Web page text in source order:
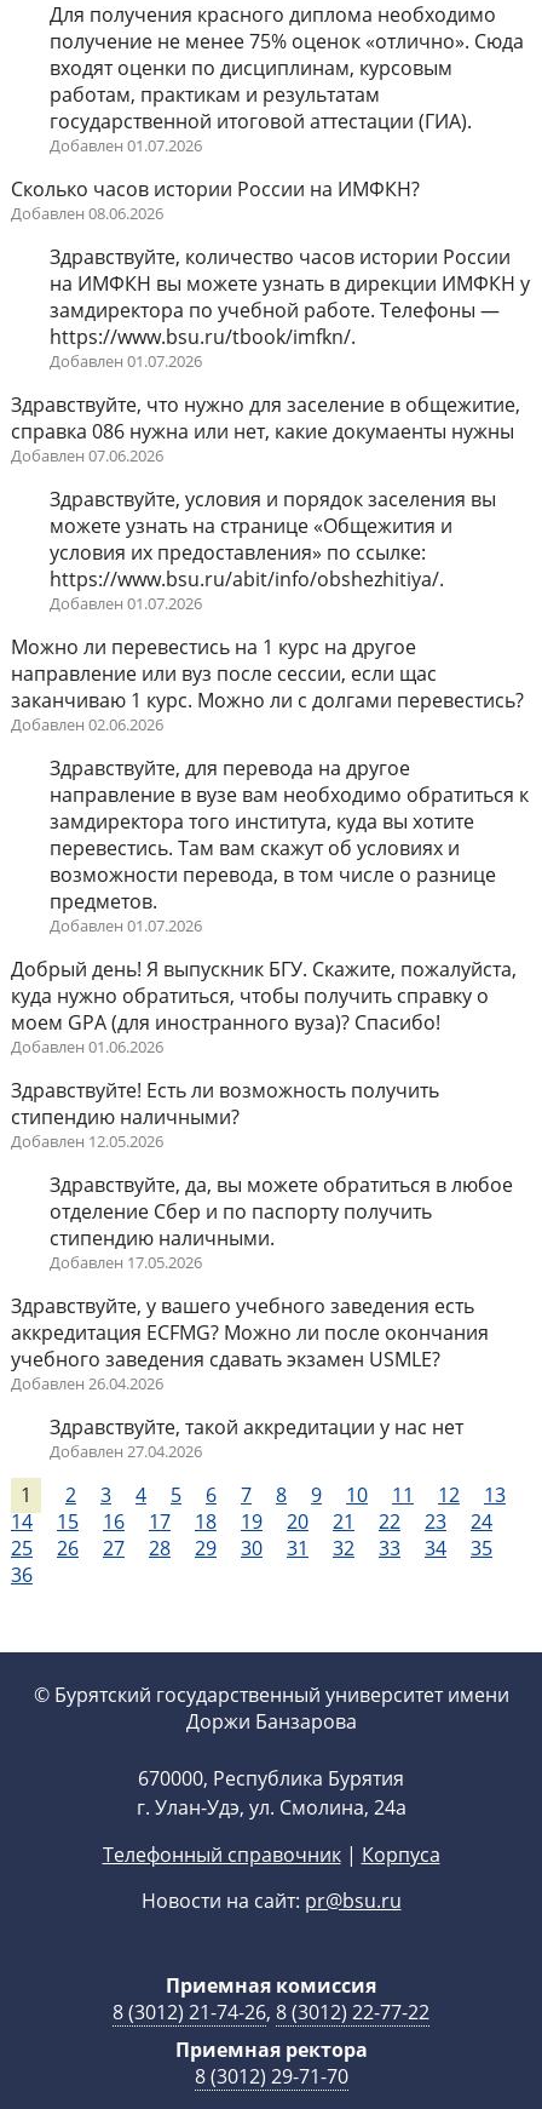
Для получения красного диплома необходимо
получение не менее 75% оценок «отлично». Сюда
входят оценки по дисциплинам, курсовым
работам, практикам и результатам
государственной итоговой аттестации (ГИА).
Добавлен 01.07.2026
Сколько часов истории России на ИМФКН?
Добавлен 08.06.2026
Здравствуйте, количество часов истории России
на ИМФКН вы можете узнать в дирекции ИМФКН у
замдиректора по учебной работе. Телефоны —
https://www.bsu.ru/tbook/imfkn/.
Добавлен 01.07.2026
Здравствуйте, что нужно для заселение в общежитие,
справка 086 нужна или нет, какие докумаенты нужны
Добавлен 07.06.2026
Здравствуйте, условия и порядок заселения вы
можете узнать на странице «Общежития и
условия их предоставления» по ссылке:
https://www.bsu.ru/abit/info/obshezhitiya/.
Добавлен 01.07.2026
Можно ли перевестись на 1 курс на другое
направление или вуз после сессии, если щас
заканчиваю 1 курс. Можно ли с долгами перевестись?
Добавлен 02.06.2026
Здравствуйте, для перевода на другое
направление в вузе вам необходимо обратиться к
замдиректора того института, куда вы хотите
перевестись. Там вам скажут об условиях и
возможности перевода, в том числе о разнице
предметов.
Добавлен 01.07.2026
Добрый день! Я выпускник БГУ. Скажите, пожалуйста,
куда нужно обратиться, чтобы получить справку о
моем GPA (для иностранного вуза)? Спасибо!
Добавлен 01.06.2026
Здравствуйте! Есть ли возможность получить
стипендию наличными?
Добавлен 12.05.2026
Здравствуйте, да, вы можете обратиться в любое
отделение Сбер и по паспорту получить
стипендию наличными.
Добавлен 17.05.2026
Здравствуйте, у вашего учебного заведения есть
аккредитация ECFMG? Можно ли после окончания
учебного заведения сдавать экзамен USMLE?
Добавлен 26.04.2026
Здравствуйте, такой аккредитации у нас нет
Добавлен 27.04.2026
1 2 3 4 5 6 7 8 9 10 11 12
13
14
15 16 17 18 19 20 21 22 23
24
25
26 27 28 29 30 31 32 33 34
35
36
© Бурятский государственный университет имени
Доржи Банзарова
670000, Республика Бурятия
г. Улан-Удэ, ул. Смолина, 24а
Телефонный справочник| Корпуса
Новости на сайт: pr@bsu.ru
Приемная комиссия
8 (3012) 21-74-26, 8 (3012) 22-77-22
Приемная ректора
8 (3012) 29-71-70